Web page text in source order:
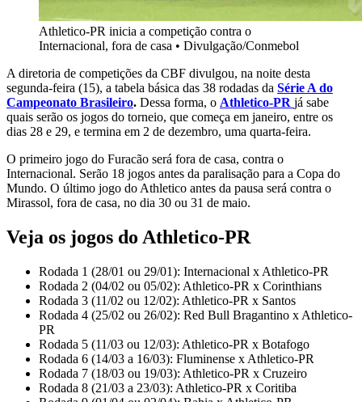
Athletico-PR inicia a competição contra o
Internacional, fora de casa • Divulgação/Conmebol
A diretoria de competições da CBF divulgou, na noite desta
segunda-feira (15), a tabela básica das 38 rodadas da Série A do
Campeonato Brasileiro. Dessa forma, o Athletico-PR já sabe
quais serão os jogos do torneio, que começa em janeiro, entre os
dias 28 e 29, e termina em 2 de dezembro, uma quarta-feira.
O primeiro jogo do Furacão será fora de casa, contra o
Internacional. Serão 18 jogos antes da paralisação para a Copa do
Mundo. O último jogo do Athletico antes da pausa será contra o
Mirassol, fora de casa, no dia 30 ou 31 de maio.
Veja os jogos do Athletico-PR
Rodada 1 (28/01 ou 29/01): Internacional x Athletico-PR
Rodada 2 (04/02 ou 05/02): Athletico-PR x Corinthians
Rodada 3 (11/02 ou 12/02): Athletico-PR x Santos
Rodada 4 (25/02 ou 26/02): Red Bull Bragantino x Athletico-
PR
Rodada 5 (11/03 ou 12/03): Athletico-PR x Botafogo
Rodada 6 (14/03 a 16/03): Fluminense x Athletico-PR
Rodada 7 (18/03 ou 19/03): Athletico-PR x Cruzeiro
Rodada 8 (21/03 a 23/03): Athletico-PR x Coritiba